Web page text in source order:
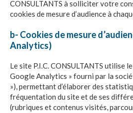
CONSULTANTS à solliciter votre
cookies de mesure d’audience à
b- Cookies de mesure
Analytics)
Le site P.I.C. CONSULTANTS utilise le
Google Analytics » fourni par la
»), permettant d’élaborer des
fréquentation du site et de ses
(rubriques et contenus visités,